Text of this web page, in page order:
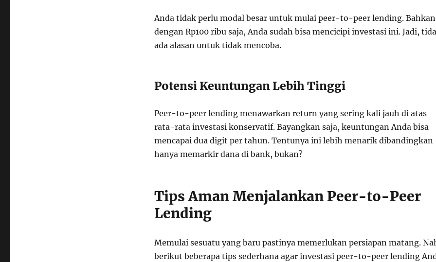
Anda tidak perlu modal besar untuk mulai peer-to-peer lending.
dengan Rp100 ribu saja, Anda sudah bisa mencicipi investasi ini. Jadi,
ada alasan untuk tidak mencoba.
Potensi Keuntungan Lebih Tinggi
Peer-to-peer lending menawarkan return yang sering kali jauh di atas
rata-rata investasi konservatif. Bayangkan saja, keuntungan Anda bisa
mencapai dua digit per tahun. Tentunya ini lebih menarik dibandingkan
hanya memarkir dana di bank, bukan?
Tips Aman Menjalankan Peer-to-Peer
Lending
Memulai sesuatu yang baru pastinya memerlukan persiapan matang.
berikut beberapa tips sederhana agar investasi peer-to-peer lending